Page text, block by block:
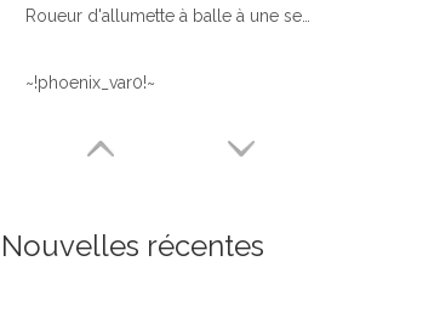
~!phoenix_var0!~
Nouvelles récentes